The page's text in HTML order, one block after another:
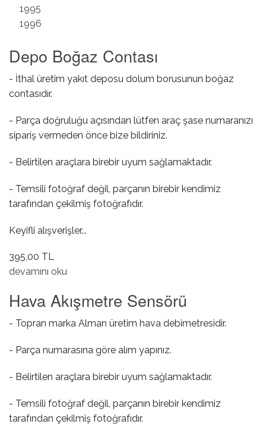
ÜYE OL
SEPET
1995
1996
Depo Boğaz Contası
- İthal üretim yakıt deposu dolum borusunun boğaz
contasıdır.
- Parça doğruluğu açısından lütfen araç şase numaranızı
sipariş vermeden önce bize bildiriniz.
- Belirtilen araçlara birebir uyum sağlamaktadır.
- Temsili fotoğraf değil, parçanın birebir kendimiz
tarafından çekilmiş fotoğrafıdır.
Keyifli alışverişler...
395,00 TL
Depo Boğaz Contası hakkında
devamını oku
Hava Akışmetre Sensörü
- Topran marka Alman üretim hava debimetresidir.
- Parça numarasına göre alım yapınız.
- Belirtilen araçlara birebir uyum sağlamaktadır.
- Temsili fotoğraf değil, parçanın birebir kendimiz
tarafından çekilmiş fotoğrafıdır.